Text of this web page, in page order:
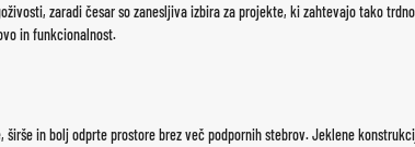
zaradi česar so zanesljiva izbira za projekte, ki zahtevajo tako
in funkcionalnost.
in bolj odprte prostore brez več podpornih stebrov. Jeklene